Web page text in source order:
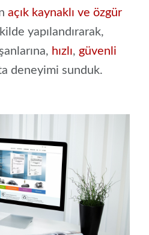
açık kaynaklı ve özgür
yapılandırarak,
hızlı, güvenli
deneyimi sunduk.